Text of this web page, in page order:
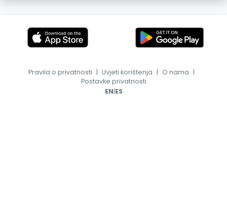
Pravila o privatnosti | Uvjeti korištenja | O nama |
Postavke privatnosti
EN|ES